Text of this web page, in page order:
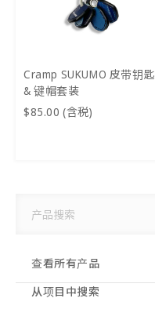
Cramp SUKUMO 皮带钥匙
& 键帽套装
$85.00 (含税)
查看所有产品
从项目中搜索